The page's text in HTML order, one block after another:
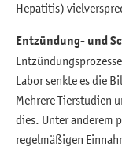
Hepatitis)
Entzündung- und
Labor senkte es die
Mehrere Tierstudien
dies. Unter anderem
regelmäßigen